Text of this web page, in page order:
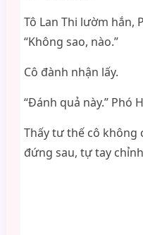
Tô Lan Thi lườm hắn,
“Không sao, nào.”
Cô đành nhận lấy.
“Đánh quả này.” Phó
Thấy tư thế cô không
đứng sau, tự tay